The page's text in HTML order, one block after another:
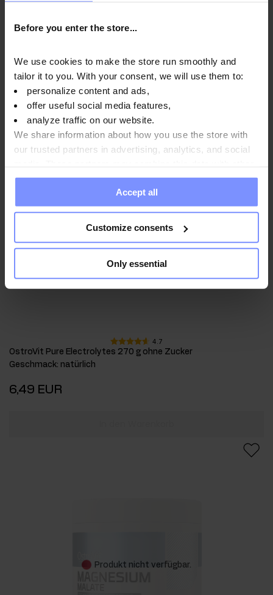
Before you enter the store...
We use cookies to make the store run smoothly and
tailor it to you. With your consent, we will use them to:
personalize content and ads,
offer useful social media features,
analyze traffic on our website.
We share information about how you use the store with
our trusted partners in advertising, analytics, and social
information you have provided to them or that they have
collected when you use their services. Do you agree?
Accept all
Customize consents
Only essential
Produkt nicht verfügbar.
Neuheit
4.7
OstroVit Pure Electrolytes 270 g ohne Zucker
Geschmack: natürlich
6,49 EUR
Produkt nicht verfügbar.